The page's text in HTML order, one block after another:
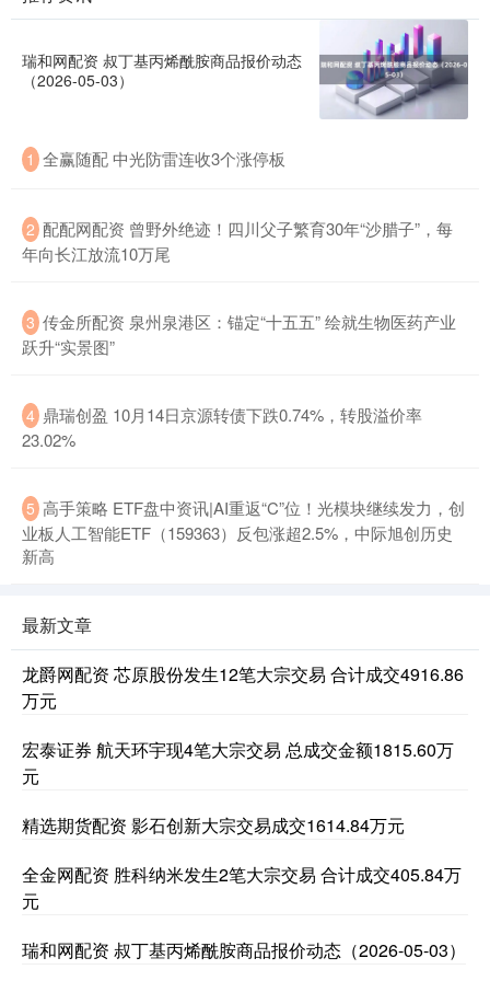
瑞和网配资 叔丁基丙烯酰胺商品报价动态
（2026-05-03）
1 全赢随配 中光防雷连收3个涨停板
2 配配网配资 曾野外绝迹！四川父子繁育30年“沙腊子”，每
年向长江放流10万尾
3 传金所配资 泉州泉港区：锚定“十五五” 绘就生物医药产业
跃升“实景图”
4 鼎瑞创盈 10月14日京源转债下跌0.74%，转股溢价率
23.02%
5 高手策略 ETF盘中资讯|AI重返“C”位！光模块继续发力，创
业板人工智能ETF（159363）反包涨超2.5%，中际旭创历史
新高
最新文章
龙爵网配资 芯原股份发生12笔大宗交易 合计成交4916.86
万元
宏泰证券 航天环宇现4笔大宗交易 总成交金额1815.60万
元
精选期货配资 影石创新大宗交易成交1614.84万元
全金网配资 胜科纳米发生2笔大宗交易 合计成交405.84万
元
瑞和网配资 叔丁基丙烯酰胺商品报价动态（2026-05-03）